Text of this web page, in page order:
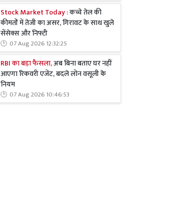
Stock Market Today :कच्चे तेल की
कीमतों में तेजी का असर, गिरावट के साथ खुले
सेंसेक्स और निफ्टी
07 Aug 2026 12:32:25
RBI का बड़ा फैसला,अब बिना बताए घर नहीं
आएगा रिकवरी एजेंट, बदले लोन वसूली के
नियम
07 Aug 2026 10:46:53